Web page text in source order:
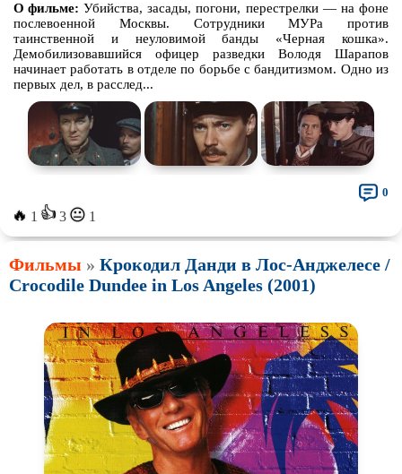
О фильме: Убийства, засады, погони, перестрелки — на фоне
послевоенной Москвы. Сотрудники МУРа против
таинственной и неуловимой банды «Черная кошка».
Демобилизовавшийся офицер разведки Володя Шарапов
начинает работать в отделе по борьбе с бандитизмом. Одно из
первых дел, в расслед...
🔥 1 👍3 😐 1
0
Фильмы » Крокодил Данди в Лос-Анджелесе /
Crocodile Dundee in Los Angeles (2001)